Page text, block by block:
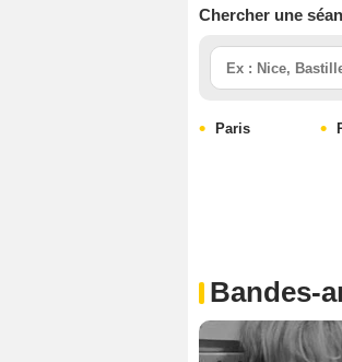
Chercher une
Paris
Bandes-